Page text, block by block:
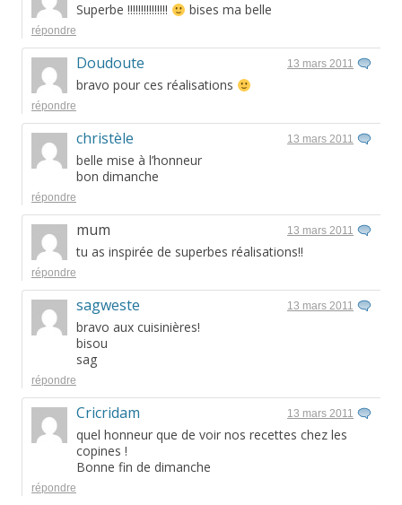
Superbe !!!!!!!!!!!!!!! bises ma belle
répondre
Doudoute 13 mars 2011
bravo pour ces réalisations
répondre
christèle 13 mars 2011
belle mise à l’honneur
bon dimanche
répondre
mum 13 mars 2011
tu as inspirée de superbes réalisations!!
répondre
sagweste 13 mars 2011
bravo aux cuisinières!
bisou
sag
répondre
Cricridam 13 mars 2011
quel honneur que de voir nos recettes chez les
copines !
Bonne fin de dimanche
répondre